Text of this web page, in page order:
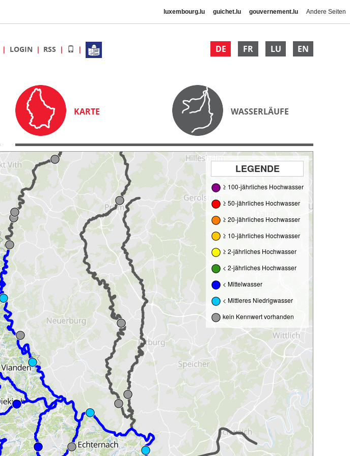
luxembourg.lu guichet.lu gouvernement.lu Andere Seiten
DE FR LU EN
LOGIN RSS
KARTE WASSERLÄUFE
LEGENDE
≥ 100-jährliches Hochwasser
≥ 50-jährliches Hochwasser
≥ 20-jährliches Hochwasser
≥ 10-jährliches Hochwasser
≥ 2-jährliches Hochwasser
< 2-jährliches Hochwasser
< Mittelwasser
< Mittleres Niedrigwasser
kein Kennwert vorhanden